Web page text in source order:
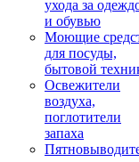
ухода за
и обувью
Моющие
для посуды,
бытовой
Освежители
воздуха,
поглотители
запаха